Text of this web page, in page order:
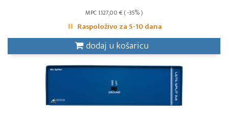
MPC 1.127,00 € ( -35% )
Raspoloživo za 5-10 dana
dodaj u košaricu